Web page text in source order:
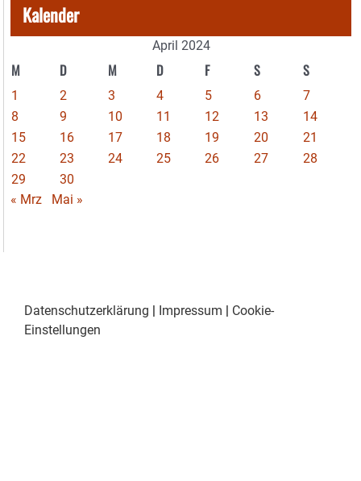
Kalender
April 2024
M D M D F S S
1 2 3 4 5 6
7
8
9 10 11 12 13
14
15
16 17 18 19 20
21
22
23 24 25 26 27
28
29
30
« Mrz
Mai »
Datenschutzerklärung | Impressum | Cookie-
Einstellungen